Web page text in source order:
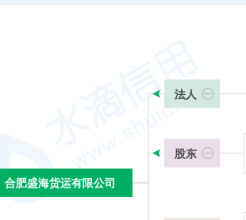
合肥盛海货运有限公司
合肥盛海货运有限公司
法人
股东